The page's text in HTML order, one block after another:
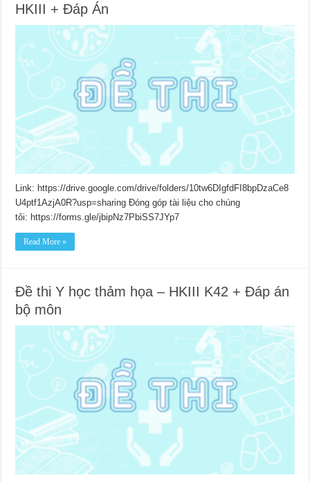
HKIII + Đáp Án
Link: https://drive.google.com/drive/folders/10tw6DIgfdFI8bpDzaCe8
U4ptf1AzjA0R?usp=sharing Đóng góp tài liệu cho chúng
tôi: https://forms.gle/jbipNz7PbiSS7JYp7
Read More »
Đề thi Y học thảm họa – HKIII K42 + Đáp án
bộ môn